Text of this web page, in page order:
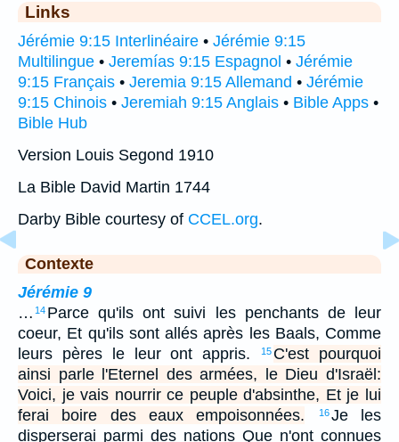
Links
Jérémie 9:15 Interlinéaire • Jérémie 9:15
Multilingue • Jeremías 9:15 Espagnol • Jérémie
9:15 Français • Jeremia 9:15 Allemand • Jérémie
9:15 Chinois • Jeremiah 9:15 Anglais • Bible Apps •
Bible Hub
Version Louis Segond 1910
La Bible David Martin 1744
Darby Bible courtesy of CCEL.org.
Contexte
Jérémie 9
… 14 Parce qu'ils ont suivi les penchants de leur
coeur, Et qu'ils sont allés après les Baals, Comme
leurs pères le leur ont appris.
15 C'est pourquoi
ainsi parle l'Eternel des armées, le Dieu d'Israël:
Voici, je vais nourrir ce peuple d'absinthe, Et je lui
ferai boire des eaux empoisonnées.
16Je les
disperserai parmi des nations Que n'ont connues